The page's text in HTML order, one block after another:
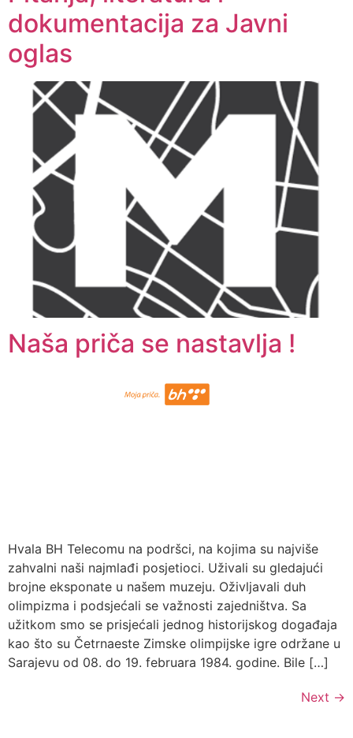
dokumentacija za Javni
oglas
Naša priča se nastavlja !
Hvala BH Telecomu na podršci, na kojima su najviše
zahvalni naši najmlađi posjetioci. Uživali su gledajući
brojne eksponate u našem muzeju. Oživljavali duh
olimpizma i podsjećali se važnosti zajedništva. Sa
užitkom smo se prisjećali jednog historijskog događaja
kao što su Četrnaeste Zimske olimpijske igre održane u
Sarajevu od 08. do 19. februara 1984. godine. Bile […]
Next →